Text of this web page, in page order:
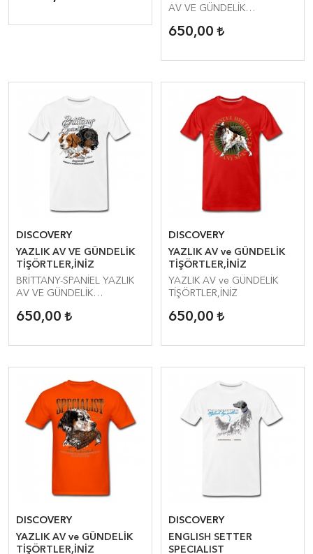
GORE-TEX CEKET
AV VE GÜNDELİK
650,00
DISCOVERY
YAZLIK AV VE GÜNDELİK
TİŞÖRTLER,İNİZ
BRİTTANY-SPANİEL YAZLIK
AV VE GÜNDELİK
650,00
DISCOVERY
YAZLIK AV ve GÜNDELİK
TİŞÖRTLER,İNİZ
YAZLIK AV ve GÜNDELİK
TİŞÖRTLER,İNİZ
650,00
DISCOVERY
YAZLIK AV ve GÜNDELİK
TİŞÖRTLER,İNİZ
DISCOVERY
ENGLISH SETTER
SPECIALIST